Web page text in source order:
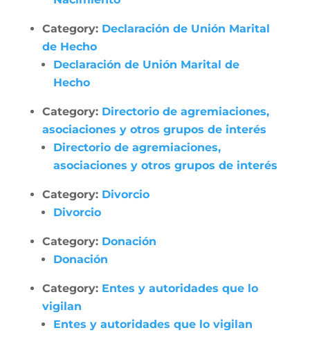
Category: Declaración de Unión Marital
de Hecho
Declaración de Unión Marital de
Hecho
Category: Directorio de agremiaciones,
asociaciones y otros grupos de interés
Directorio de agremiaciones,
asociaciones y otros grupos de interés
Category: Divorcio
Divorcio
Category: Donación
Donación
Category: Entes y autoridades que lo
vigilan
Entes y autoridades que lo vigilan